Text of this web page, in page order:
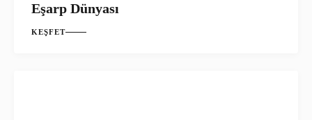
Eşarp Dünyası
KEŞFET